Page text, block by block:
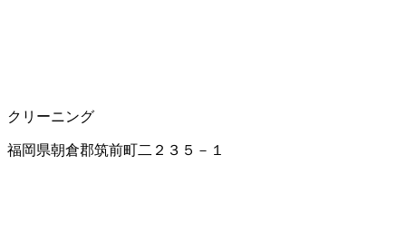
クリーニング
福岡県朝倉郡筑前町二２３５－１